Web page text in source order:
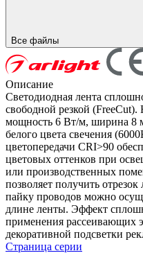
Все файлы
Описание
Светодиодная лента
свободной резкой
мощность 6 Вт/м, ширина 8
белого цвета свечения
цветопередачи CRI>90
цветовых оттенков при
или производственных
позволяет получить
пайку проводов можно
длине ленты. Эффект
применения рассеивающих
декоративной подсветки
Страница серии